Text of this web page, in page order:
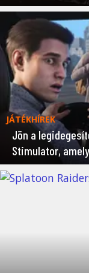
JÁTÉKHÍREK
Jön a
Stimulator,